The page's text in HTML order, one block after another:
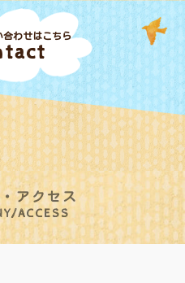
合わせはこちら
アクセス
ACCESS